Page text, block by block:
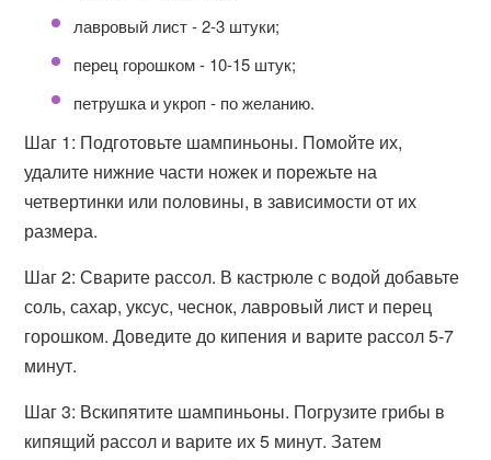
лавровый лист - 2-3 штуки;
перец горошком - 10-15 штук;
петрушка и укроп - по желанию.
Шаг 1: Подготовьте шампиньоны. Помойте их,
удалите нижние части ножек и порежьте на
четвертинки или половины, в зависимости от их
размера.
Шаг 2: Сварите рассол. В кастрюле с водой добавьте
соль, сахар, уксус, чеснок, лавровый лист и перец
горошком. Доведите до кипения и варите рассол 5-7
минут.
Шаг 3: Вскипятите шампиньоны. Погрузите грибы в
кипящий рассол и варите их 5 минут. Затем